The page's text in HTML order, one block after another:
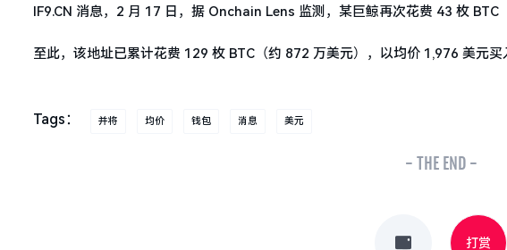
IF9.CN 消息，2 月 17 日，据 Onchain Lens 监测，某巨鲸再次花费 43 枚 BTC
至此，该地址已累计花费 129 枚 BTC（约 872 万美元），以均价 1,976 美元
Tags： 并将 均价 钱包 消息 美元
- THE END -
打赏